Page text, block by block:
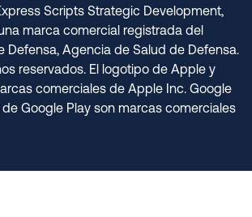
Scripts Strategic Development,
una marca comercial registrada del
Defensa, Agencia de Salud de Defensa.
reservados. El logotipo de Apple y
comerciales de Apple Inc. Google
de Google Play son marcas comerciales